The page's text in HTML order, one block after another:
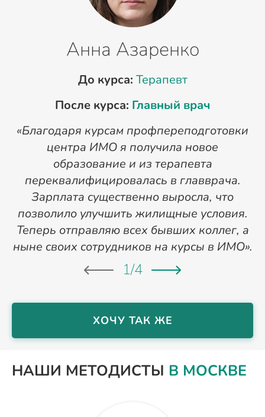
Анна Азаренко
До курса: Терапевт
После курса: Главный врач
«Благодаря курсам профпереподготовки
центра ИМО я получила новое
образование и из терапевта
переквалифицировалась в главврача.
Зарплата существенно выросла, что
позволило улучшить жилищные условия.
Теперь отправляю всех бывших коллег, а
ныне своих сотрудников на курсы в ИМО».
1/4
ХОЧУ ТАК ЖЕ
НАШИ МЕТОДИСТЫ В МОСКВЕ